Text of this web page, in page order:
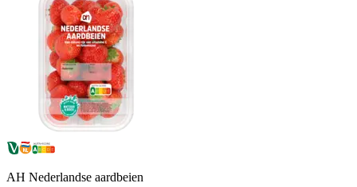
AH Nederlandse aardbeien